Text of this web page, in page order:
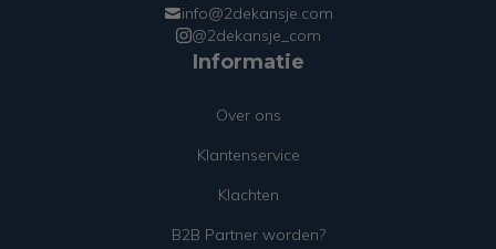
info@2dekansje.com
@2dekansje_com
Informatie
Over ons
Klantenservice
Klachten
B2B Partner worden?